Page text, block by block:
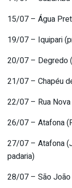
15/07 – Água
19/07 – Iquipari
20/07 – Degredo
21/07 – Chapéu
22/07 – Rua
26/07 – Atafona
27/07 – Atafona
padaria)
28/07 – São João